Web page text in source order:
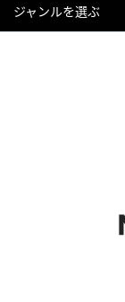
ジャンルを選ぶ